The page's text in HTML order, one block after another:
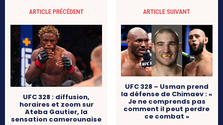
ARTICLE PRÉCÉDENT
UFC 328 : diffusion,
horaires et zoom sur
Ateba Gautier, la
sensation camerounaise
ARTICLE SUIVANT
UFC 328 – Usman prend
la défense de Chimaev : «
Je ne comprends pas
comment il peut perdre
ce combat »